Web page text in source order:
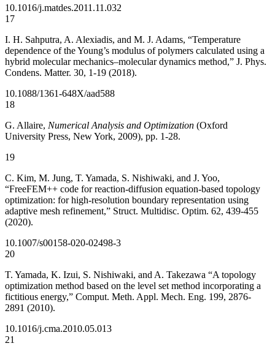
10.1016/j.matdes.2011.11.032
17
I. H. Sahputra, A. Alexiadis, and M. J. Adams, “Temperature
dependence of the Young’s modulus of polymers calculated using a
hybrid molecular mechanics–molecular dynamics method,” J. Phys.
Condens. Matter. 30, 1-19 (2018).
10.1088/1361-648X/aad588
18
G. Allaire, Numerical Analysis and Optimization (Oxford
University Press, New York, 2009), pp. 1-28.
19
C. Kim, M. Jung, T. Yamada, S. Nishiwaki, and J. Yoo,
“FreeFEM++ code for reaction-diffusion equation-based topology
optimization: for high-resolution boundary representation using
adaptive mesh refinement,” Struct. Multidisc. Optim. 62, 439-455
(2020).
10.1007/s00158-020-02498-3
20
T. Yamada, K. Izui, S. Nishiwaki, and A. Takezawa “A topology
optimization method based on the level set method incorporating a
fictitious energy,” Comput. Meth. Appl. Mech. Eng. 199, 2876-
2891 (2010).
10.1016/j.cma.2010.05.013
21